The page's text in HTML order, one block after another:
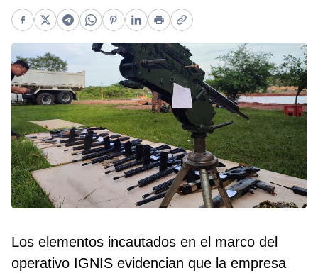
Facebook
X Telegram
WhatsApp
Pinterest
LinkedIn
PrintCopy link
Los elementos incautados en el marco del
operativo IGNIS evidencian que la empresa